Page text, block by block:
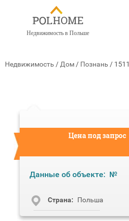
Недвижимость в Польше
Недвижимость / Дом / Познань / 1511
Цена под запрос
Данные об объекте: №
Cтрана: Польша